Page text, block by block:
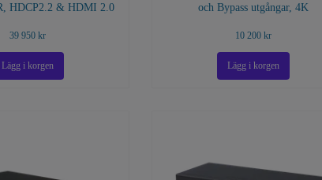
HDCP2.2 & HDMI 2.0
39 950 kr
och Bypass utgångar, 4K
10 200 kr